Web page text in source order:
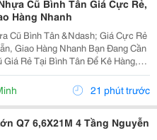
Cũ Bình Tân Giá Cực Rẻ,
Hàng Nhanh
Cũ Bình Tân &Ndash; Giá Cực Rẻ
Hàng Nhanh Bạn Đang Cần
Rẻ Tại Bình Tân Để Kê Hàng,
Hoặc Vận Chuyển Nhưng Muốn
Đừng Bỏ Qua Nguồn Pallet Nhựa...
21 phút trước
Q7 6,6X21M 4 Tầng Nguyễn